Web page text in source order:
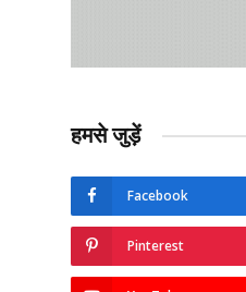
हमसे जुड़ें
Facebook
Pinterest